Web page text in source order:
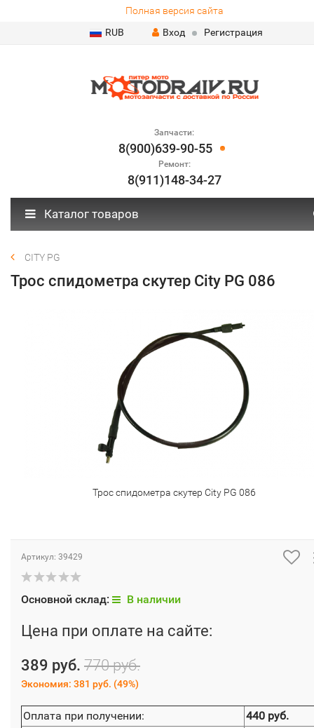
Полная версия сайта
RUB
Вход Регистрация
Запчасти:
8(900)639-90-55
Ремонт:
8(911)148-34-27
Каталог товаров
CITY PG
Трос спидометра скутер City PG 086
Трос спидометра скутер City PG 086
Артикул: 39429
Основной склад: В наличии
Цена при оплате на сайте:
389 руб. 770 руб.
Экономия: 381 руб. (49%)
Оплата при получении:
440 руб.